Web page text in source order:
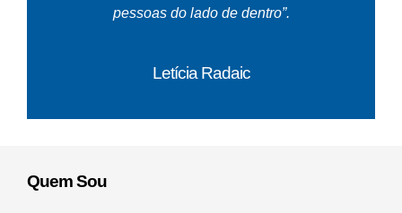
pessoas do lado de dentro”.
Letícia Radaic
Quem Sou